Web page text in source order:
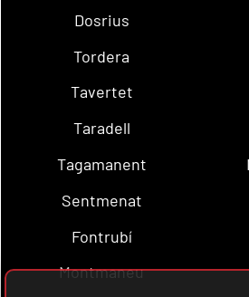
Dosrius
Tordera
Tavertet
Taradell
Tagamanent
Sentmenat
Fontrubí
Montmaneu